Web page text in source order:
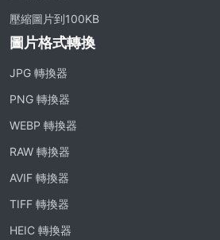
壓縮圖片到100KB
圖片格式轉換
JPG 轉換器
PNG 轉換器
WEBP 轉換器
RAW 轉換器
AVIF 轉換器
TIFF 轉換器
HEIC 轉換器